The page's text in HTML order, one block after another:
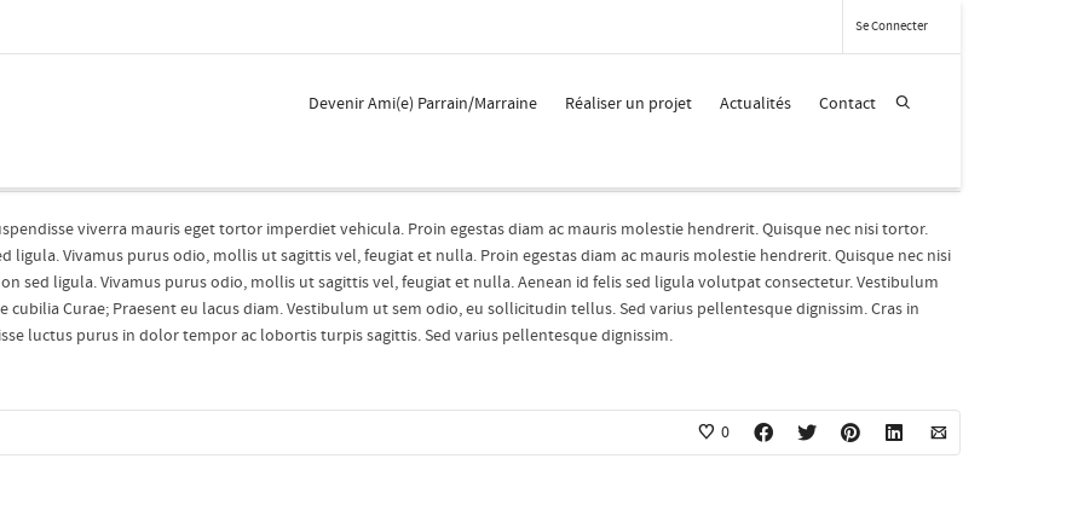
Se Connecter
Devenir Ami(e) Parrain/Marraine Réaliser un projet Actualités Contact
viverra mauris eget tortor imperdiet vehicula. Proin egestas diam ac mauris molestie hendrerit. Quisque nec nisi tortor.
ligula. Vivamus purus odio, mollis ut sagittis vel, feugiat et nulla. Proin egestas diam ac mauris molestie hendrerit. Quisque nec nisi
sed ligula. Vivamus purus odio, mollis ut sagittis vel, feugiat et nulla. Aenean id felis sed ligula volutpat consectetur. Vestibulum
Curae; Praesent eu lacus diam. Vestibulum ut sem odio, eu sollicitudin tellus. Sed varius pellentesque dignissim. Cras in
luctus purus in dolor tempor ac lobortis turpis sagittis. Sed varius pellentesque dignissim.
0